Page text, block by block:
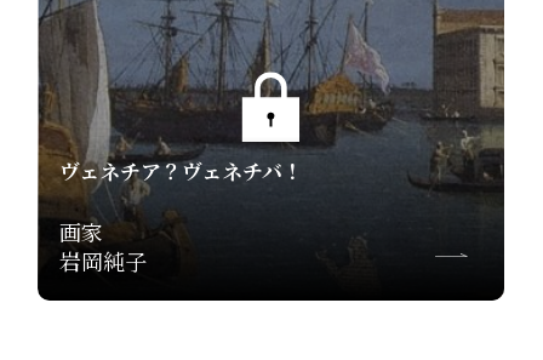
ヴェネチア？ヴェネチバ！
画家
岩岡純子